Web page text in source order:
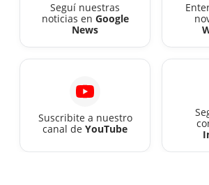
Seguí nuestras
noticias en Google
News
Suscribite a nuestro
canal de YouTube